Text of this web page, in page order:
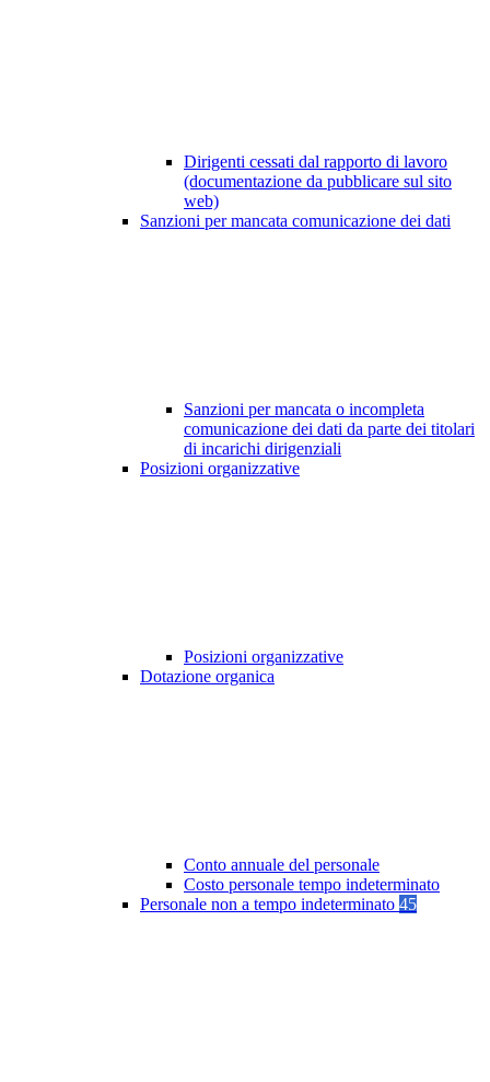
Dirigenti cessati dal rapporto di lavoro
(documentazione da pubblicare sul sito
web)
Sanzioni per mancata comunicazione dei dati
Sanzioni per mancata o incompleta
comunicazione dei dati da parte dei titolari
di incarichi dirigenziali
Posizioni organizzative
Posizioni organizzative
Dotazione organica
Conto annuale del personale
Costo personale tempo indeterminato
Personale non a tempo indeterminato 45